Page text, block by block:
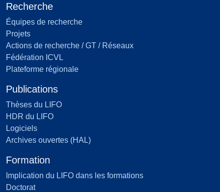
Recherche
Équipes de recherche
Projets
Actions de recherche / GT / Réseaux
Fédération ICVL
Plateforme régionale
Publications
Thèses du LIFO
HDR du LIFO
Logiciels
Archives ouvertes (HAL)
Formation
Implication du LIFO dans les formations
Doctorat